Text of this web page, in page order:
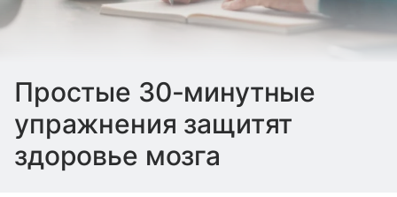
Простые 30-минутные
упражнения защитят
здоровье мозга